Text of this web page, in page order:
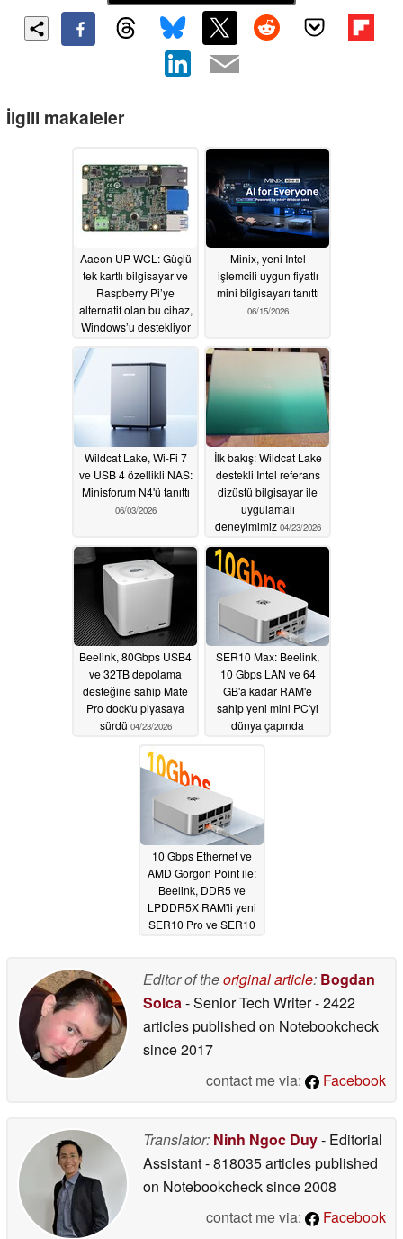
İlgili makaleler
Aaeon UP WCL: Güçlü
tek kartlı bilgisayar ve
Raspberry Pi’ye
alternatif olan bu cihaz,
Windows’u destekliyor
Minix, yeni Intel
işlemcili uygun fiyatlı
mini bilgisayarı tanıttı
06/15/2026
Wildcat Lake, Wi-Fi 7
ve USB 4 özellikli NAS:
Minisforum N4'ü tanıttı
06/03/2026
İlk bakış: Wildcat Lake
destekli Intel referans
dizüstü bilgisayar ile
uygulamalı
deneyimimiz 04/23/2026
Beelink, 80Gbps USB4
ve 32TB depolama
desteğine sahip Mate
Pro dock'u piyasaya
sürdü 04/23/2026
SER10 Max: Beelink,
10 Gbps LAN ve 64
GB'a kadar RAM'e
sahip yeni mini PC'yi
dünya çapında
10 Gbps Ethernet ve
AMD Gorgon Point ile:
Beelink, DDR5 ve
LPDDR5X RAM'li yeni
SER10 Pro ve SER10
01/19/2026
Editor of theoriginal article: Bogdan
Solca- Senior Tech Writer- 2422
articles published on Notebookcheck
since 2017
contact me via:
Facebook
Translator: Ninh Ngoc Duy- Editorial
Assistant- 818035 articles published
on Notebookchecksince 2008
contact me via:
Facebook